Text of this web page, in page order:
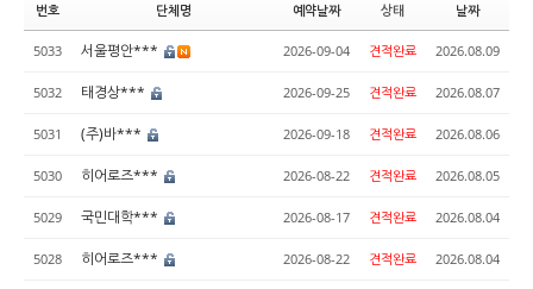
번호 단체명 예약날짜 상태 날짜
5033 서울평안*** 2026-09-04 견적완료 2026.08.09
5032 태경상*** 2026-09-25 견적완료 2026.08.07
5031 (주)바*** 2026-09-18 견적완료 2026.08.06
5030 히어로즈*** 2026-08-22 견적완료 2026.08.05
5029 국민대학*** 2026-08-17 견적완료 2026.08.04
5028 히어로즈*** 2026-08-22 견적완료 2026.08.04